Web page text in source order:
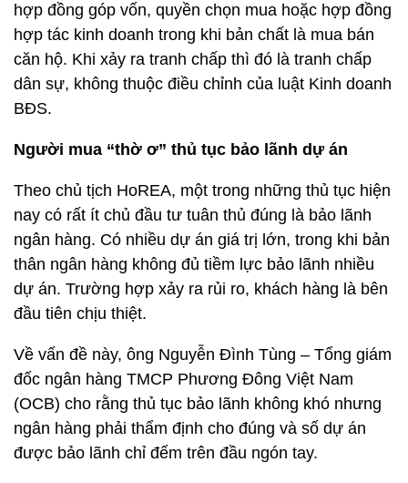
hợp đồng góp vốn, quyền chọn mua hoặc hợp đồng
hợp tác kinh doanh trong khi bản chất là mua bán
căn hộ. Khi xảy ra tranh chấp thì đó là tranh chấp
dân sự, không thuộc điều chỉnh của luật Kinh doanh
BĐS.
Người mua “thờ ơ” thủ tục bảo lãnh dự án
Theo chủ tịch HoREA, một trong những thủ tục hiện
nay có rất ít chủ đầu tư tuân thủ đúng là bảo lãnh
ngân hàng. Có nhiều dự án giá trị lớn, trong khi bản
thân ngân hàng không đủ tiềm lực bảo lãnh nhiều
dự án. Trường hợp xảy ra rủi ro, khách hàng là bên
đầu tiên chịu thiệt.
Về vấn đề này, ông Nguyễn Đình Tùng – Tổng giám
đốc ngân hàng TMCP Phương Đông Việt Nam
(OCB) cho rằng thủ tục bảo lãnh không khó nhưng
ngân hàng phải thẩm định cho đúng và số dự án
được bảo lãnh chỉ đếm trên đầu ngón tay.